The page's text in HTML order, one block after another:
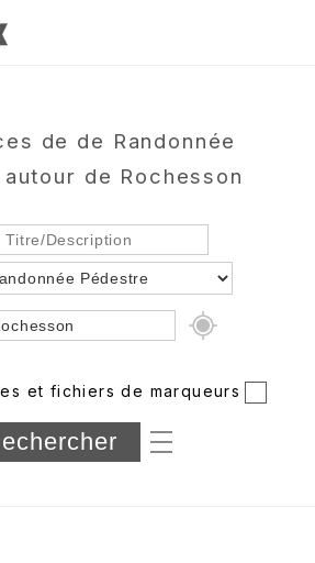
de de Randonnée
de Rochesson
et fichiers de marqueurs